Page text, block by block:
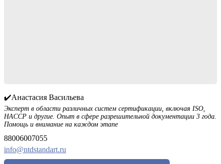
✔️Анастасия Васильева
Эксперт в области различных систем сертификации, включая ISO,
HACCP и другие. Опыт в сфере разрешительной документации 3 года.
Помощь и внимание на каждом этапе
88006007055
info@ntdstandart.ru